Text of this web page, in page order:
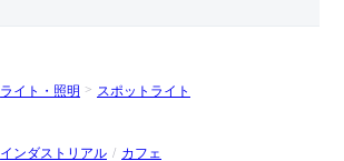
ライト・照明
スポットライト
インダストリアル
カフェ